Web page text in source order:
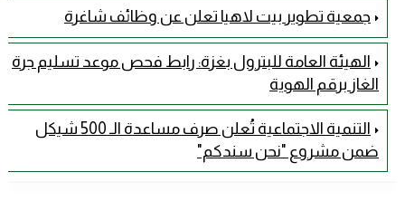
جمعية تطوير بيت لاهيا تعلن عن وظائف شاغرة
الهيئة العامة للبترول بغزة: رابط فحص موعد تسليم جرة
الغاز برقم الهوية
التنمية الاجتماعية تُعلن صرف مساعدة الـ 500 شيكل
ضمن مشروع "نحن سندكم"